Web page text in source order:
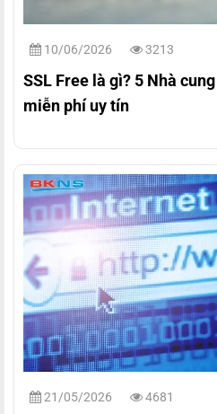
10/06/2026 3213
SSL Free là gì? 5 Nhà
miễn phí uy tín
21/05/2026 4681